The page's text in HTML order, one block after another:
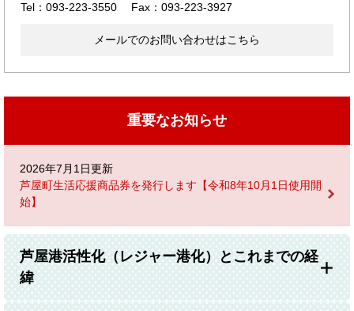
Tel：093-223-3550
Fax：093-223-3927
メールでのお問い合わせはこちら
重要なお知らせ
2026年7月1日更新
芦屋町生活応援商品券を発行します【令和8年10月1日使用開
始】
芦屋港活性化（レジャー港化）とこれまでの経
緯